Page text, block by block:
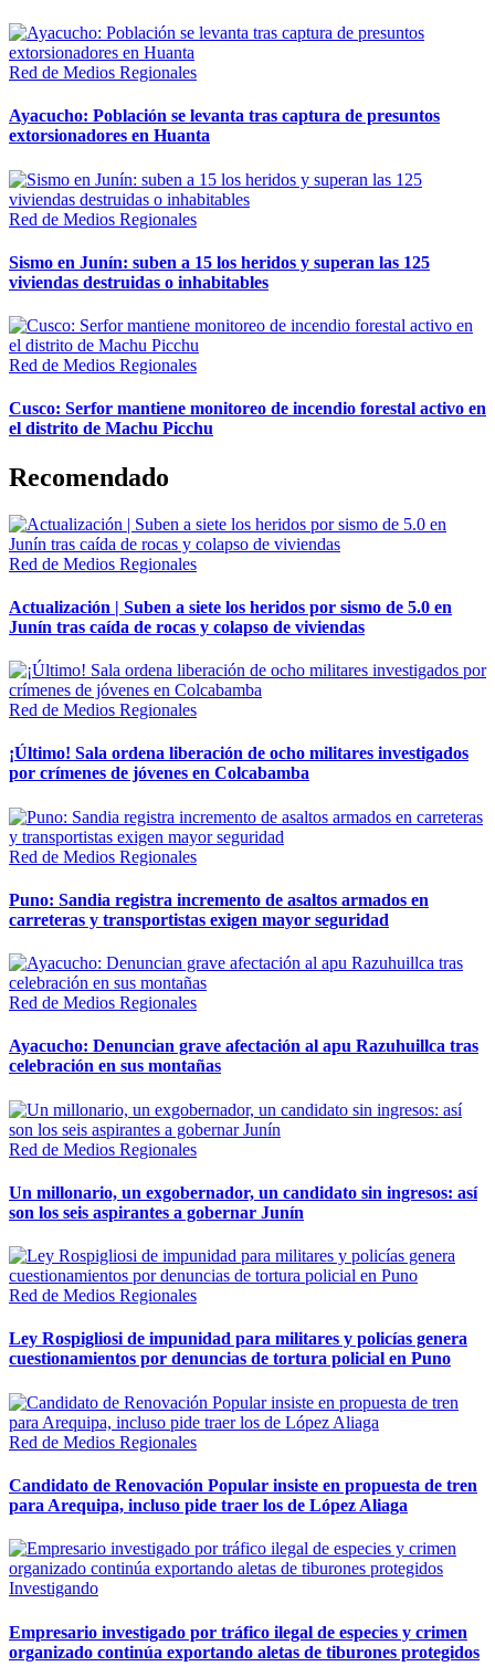
Red de Medios Regionales
Ayacucho: Población se levanta tras captura de presuntos
extorsionadores en Huanta
Red de Medios Regionales
Sismo en Junín: suben a 15 los heridos y superan las 125
viviendas destruidas o inhabitables
Red de Medios Regionales
Cusco: Serfor mantiene monitoreo de incendio forestal activo en
el distrito de Machu Picchu
Recomendado
Red de Medios Regionales
Actualización | Suben a siete los heridos por sismo de 5.0 en
Junín tras caída de rocas y colapso de viviendas
Red de Medios Regionales
¡Último! Sala ordena liberación de ocho militares investigados
por crímenes de jóvenes en Colcabamba
Red de Medios Regionales
Puno: Sandia registra incremento de asaltos armados en
carreteras y transportistas exigen mayor seguridad
Red de Medios Regionales
Ayacucho: Denuncian grave afectación al apu Razuhuillca tras
celebración en sus montañas
Red de Medios Regionales
Un millonario, un exgobernador, un candidato sin ingresos: así
son los seis aspirantes a gobernar Junín
Red de Medios Regionales
Ley Rospigliosi de impunidad para militares y policías genera
cuestionamientos por denuncias de tortura policial en Puno
Red de Medios Regionales
Candidato de Renovación Popular insiste en propuesta de tren
para Arequipa, incluso pide traer los de López Aliaga
Investigando
Empresario investigado por tráfico ilegal de especies y crimen
organizado continúa exportando aletas de tiburones protegidos